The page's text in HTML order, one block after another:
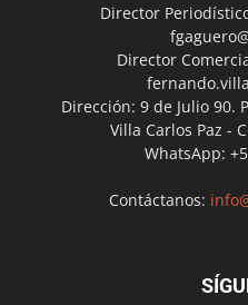
Director
Director
Dirección: 9 de Julio 90.
Villa Carlos Paz -
WhatsApp:
Contáctanos: